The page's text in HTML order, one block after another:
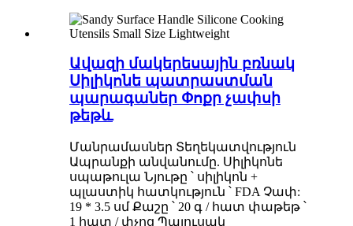
Ավազի մակերեսային բռնակ
Սիլիկոնե պատրաստման
պարագաներ Փոքր չափսի
թեթև
Մանրամասներ Տեղեկատվություն
Ապրանքի անվանումը. Սիլիկոնե
սպաթուլա Նյութը ՝ սիլիկոն +
պլաստիկ հատկություն ՝ FDA Չափ:
19 * 3.5 սմ Քաշը ՝ 20 գ / հատ փաթեթ ՝
1 հատ / փչոց Պայուսակ